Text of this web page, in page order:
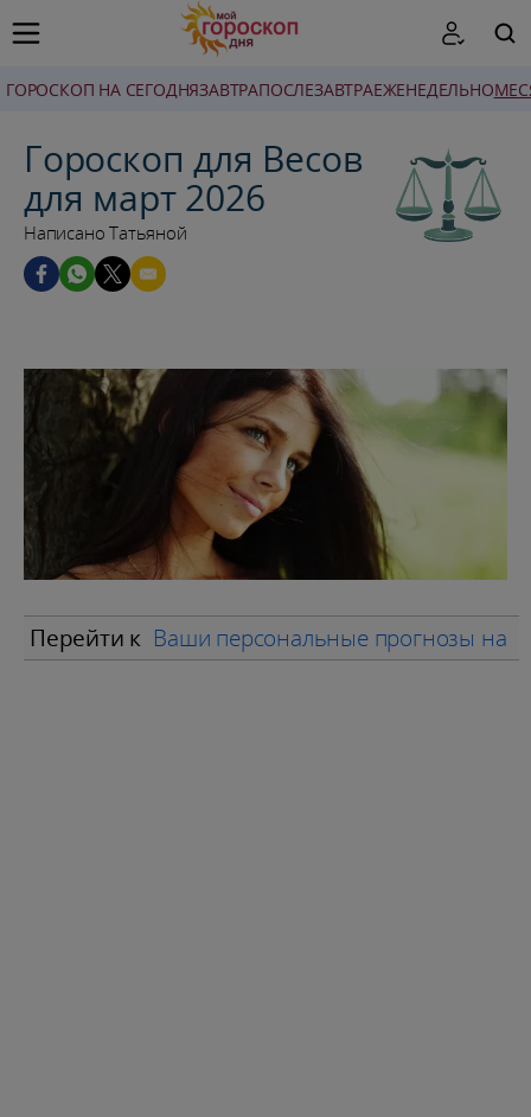
ГОРОСКОП НА СЕГОДНЯЗАВТРАПОСЛЕЗАВТРАЕЖЕНЕДЕЛЬНО
Гороскоп для Весов
для март 2026
Написано Татьяной
Перейти к Ваши персональные прогнозы на